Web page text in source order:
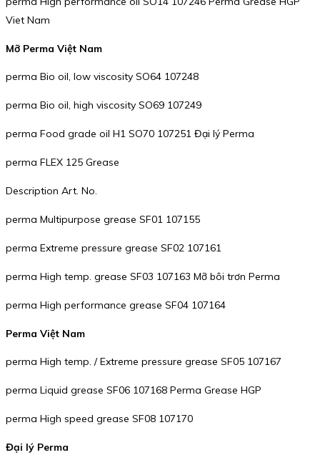
Viet Nam
Mỡ Perma Việt Nam
perma Bio oil, low viscosity SO64 107248
perma Bio oil, high viscosity SO69 107249
perma Food grade oil H1 SO70 107251 Đại lý Perma
perma FLEX 125 Grease
Description Art. No.
perma Multipurpose grease SF01 107155
perma Extreme pressure grease SF02 107161
perma High temp. grease SF03 107163 Mỡ bôi trơn Perma
perma High performance grease SF04 107164
Perma Việt Nam
perma High temp. / Extreme pressure grease SF05 107167
perma Liquid grease SF06 107168 Perma Grease HGP
perma High speed grease SF08 107170
Đại lý Perma